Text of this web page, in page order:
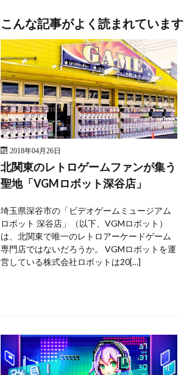
こんな記事がよく読まれています
2018年04月26日
北関東のレトロゲームファンが集う
聖地「VGMロボット深谷店」
埼玉県深谷市の「ビデオゲームミュージアム
ロボット 深谷店」（以下、VGMロボット）
は、北関東で唯一のレトロアーケードゲーム
専門店ではないだろうか。 VGMロボットを運
営している株式会社ロボットは20[…]